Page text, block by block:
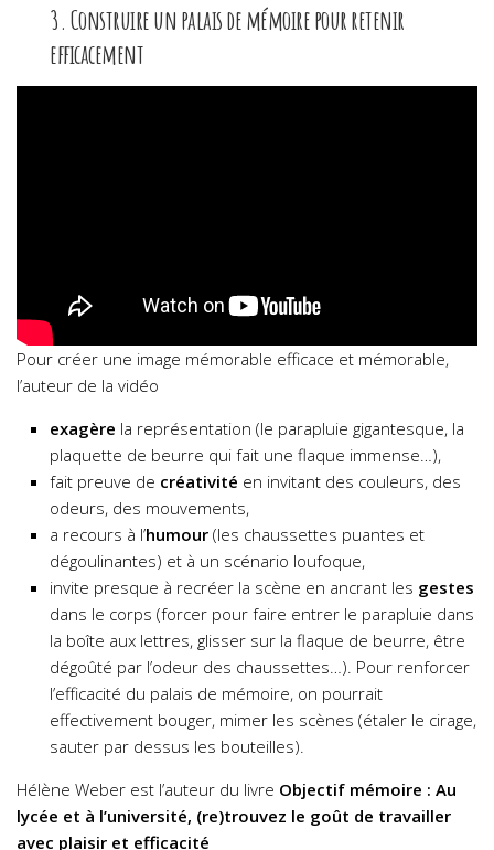
3. Construire un palais de mémoire pour retenir
efficacement
Pour créer une image mémorable efficace et mémorable,
l’auteur de la vidéo
exagère la représentation (le parapluie gigantesque, la
plaquette de beurre qui fait une flaque immense…),
fait preuve de créativité en invitant des couleurs, des
odeurs, des mouvements,
a recours à l’humour (les chaussettes puantes et
dégoulinantes) et à un scénario loufoque,
invite presque à recréer la scène en ancrant les gestes
dans le corps (forcer pour faire entrer le parapluie dans
la boîte aux lettres, glisser sur la flaque de beurre, être
dégoûté par l’odeur des chaussettes…). Pour renforcer
l’efficacité du palais de mémoire, on pourrait
effectivement bouger, mimer les scènes (étaler le cirage,
sauter par dessus les bouteilles).
Hélène Weber est l’auteur du livre Objectif mémoire : Au
lycée et à l’université, (re)trouvez le goût de travailler
avec plaisir et efficacité